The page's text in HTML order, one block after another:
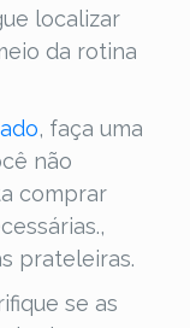
localizar
da rotina
, faça uma
não
comprar
prateleiras.
se as